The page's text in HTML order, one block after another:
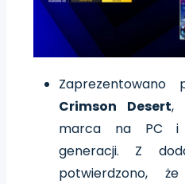
Zaprezentowano
Crimson Desert,
marca na PC i
generacji. Z
potwierdzono,